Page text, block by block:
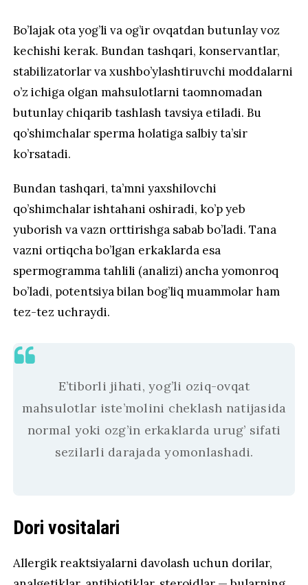
Bo’lajak ota yog’li va og’ir ovqatdan butunlay voz
kechishi kerak. Bundan tashqari, konservantlar,
stabilizatorlar va xushbo’ylashtiruvchi moddalarni
o’z ichiga olgan mahsulotlarni taomnomadan
butunlay chiqarib tashlash tavsiya etiladi. Bu
qo’shimchalar sperma holatiga salbiy ta’sir
ko’rsatadi.
Bundan tashqari, ta’mni yaxshilovchi
qo’shimchalar ishtahani oshiradi, ko’p yeb
yuborish va vazn orttirishga sabab bo’ladi. Tana
vazni ortiqcha bo’lgan erkaklarda esa
spermogramma tahlili (analizi) ancha yomonroq
bo’ladi, potentsiya bilan bog’liq muammolar ham
tez-tez uchraydi.
E’tiborli jihati, yog’li oziq-ovqat
mahsulotlar iste’molini cheklash natijasida
normal yoki ozg’in erkaklarda urug’ sifati
sezilarli darajada yomonlashadi.
Dori vositalari
Allergik reaktsiyalarni davolash uchun dorilar,